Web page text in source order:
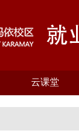
云课堂